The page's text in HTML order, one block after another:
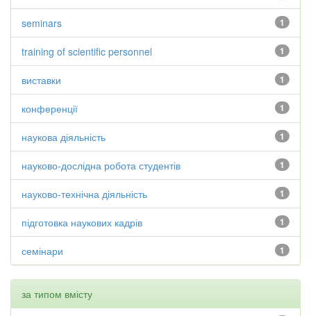
1
seminars
1
training of scientific personnel
1
виставки
1
конференції
1
наукова діяльність
1
науково-дослідна робота студентів
1
науково-технічна діяльність
1
підготовка наукових кадрів
1
семінари
за типом вмісту